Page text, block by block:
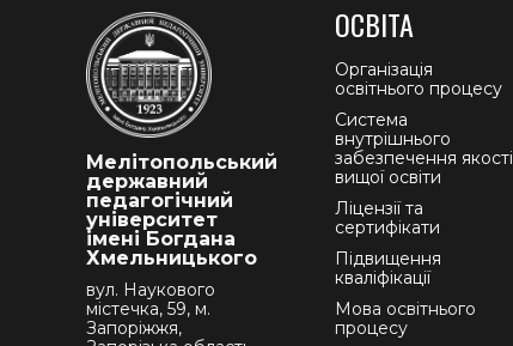
Мелітопольський
державний
педагогічний
університет
імені Богдана
Хмельницького
вул. Наукового
містечка, 59, м.
Запоріжжя,
ОСВІТА
Організація
освітнього процесу
Система
внутрішнього
забезпечення якості
вищої освіти
Ліцензії та
сертифікати
Підвищення
кваліфікації
Мова освітнього
процесу